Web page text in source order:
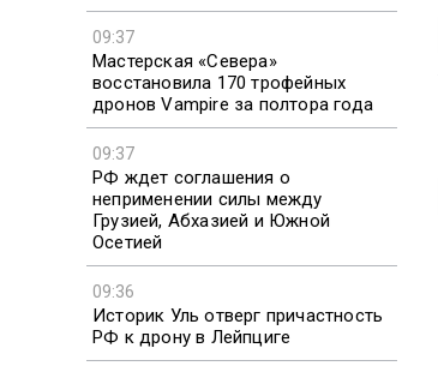
09:37
Мастерская «Севера»
восстановила 170 трофейных
дронов Vampire за полтора года
09:37
РФ ждет соглашения о
неприменении силы между
Грузией, Абхазией и Южной
Осетией
09:36
Историк Уль отверг причастность
РФ к дрону в Лейпциге